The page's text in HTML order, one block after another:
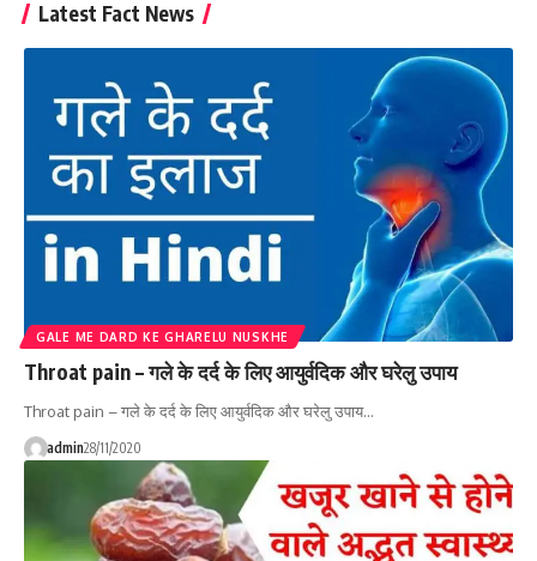
Latest Fact News
GALE ME DARD KE GHARELU NUSKHE
Throat pain – गले के दर्द के लिए आयुर्वदिक और घरेलु उपाय
Throat pain – गले के दर्द के लिए आयुर्वदिक और घरेलु उपाय…
admin28/11/2020